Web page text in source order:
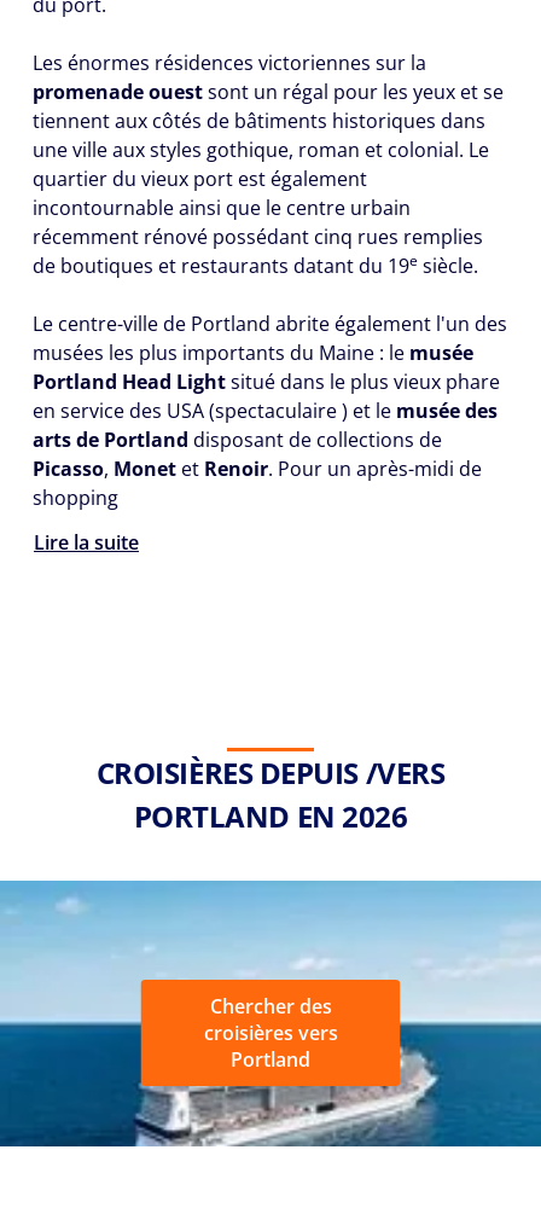
Les énormes résidences victoriennes sur la
promenade ouestsont un régal pour les yeux et se
tiennent aux côtés de bâtiments historiques dans
une ville aux styles gothique, roman et colonial. Le
quartier du vieux port est également
incontournable ainsi que le centre urbain
récemment rénové possédant cinq rues remplies
de boutiques et restaurants datant du 19e siècle.
Le centre-ville de Portland abrite également l'un des
musées les plus importants du Maine : le musée
Portland Head Lightsitué dans le plus vieux phare
en service des USA (spectaculaire ) et le musée des
arts de Portland disposant de collections de
Picasso, Monet et Renoir. Pour un après-midi de
shopping
Lire la suite
CROISIÈRES DEPUIS /VERS
PORTLAND EN 2026
Chercher des
croisières vers
Portland